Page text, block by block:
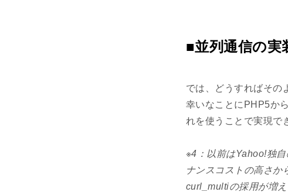
■並列通信の実
では、どうすればその
幸いなことにPHP5か
れを使うことで実現で
※4：以前はYahoo!独
ナンスコストの高さか
curl_multiの採用が増え